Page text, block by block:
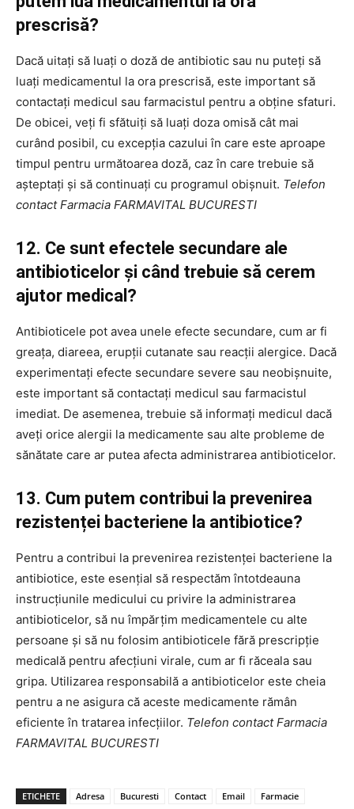
prescrisă?
Dacă uitați să luați o doză de antibiotic sau nu puteți să
luați medicamentul la ora prescrisă, este important să
contactați medicul sau farmacistul pentru a obține sfaturi.
De obicei, veți fi sfătuiți să luați doza omisă cât mai
curând posibil, cu excepția cazului în care este aproape
timpul pentru următoarea doză, caz în care trebuie să
așteptați și să continuați cu programul obișnuit. Telefon
contact Farmacia FARMAVITAL BUCURESTI
12. Ce sunt efectele secundare ale
antibioticelor și când trebuie să cerem
ajutor medical?
Antibioticele pot avea unele efecte secundare, cum ar fi
greața, diareea, erupții cutanate sau reacții alergice. Dacă
experimentați efecte secundare severe sau neobișnuite,
este important să contactați medicul sau farmacistul
imediat. De asemenea, trebuie să informați medicul dacă
aveți orice alergii la medicamente sau alte probleme de
sănătate care ar putea afecta administrarea antibioticelor.
13. Cum putem contribui la prevenirea
rezistenței bacteriene la antibiotice?
Pentru a contribui la prevenirea rezistenței bacteriene la
antibiotice, este esențial să respectăm întotdeauna
instrucțiunile medicului cu privire la administrarea
antibioticelor, să nu împărțim medicamentele cu alte
persoane și să nu folosim antibioticele fără prescripție
medicală pentru afecțiuni virale, cum ar fi răceala sau
gripa. Utilizarea responsabilă a antibioticelor este cheia
pentru a ne asigura că aceste medicamente rămân
eficiente în tratarea infecțiilor. Telefon contact Farmacia
FARMAVITAL BUCURESTI
ETICHETE Adresa Bucuresti Contact Email
Farmacie